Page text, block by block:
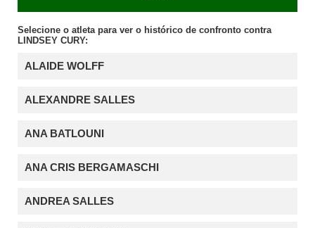
Selecione o atleta para ver o histórico de confronto contra
LINDSEY CURY:
ALAIDE WOLFF
ALEXANDRE SALLES
ANA BATLOUNI
ANA CRIS BERGAMASCHI
ANDREA SALLES